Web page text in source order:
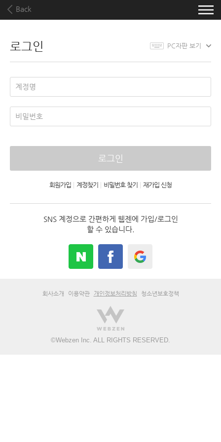
Back
로그인 PC자판 보기
로그인
회원가입 계정찾기 비밀번호 찾기 재가입 신청
SNS 계정으로 간편하게 웹젠에 가입/로그인
할 수 있습니다.
회사소개 이용약관 개인정보처리방침 청소년보호정책
©Webzen Inc. ALL RIGHTS RESERVED.